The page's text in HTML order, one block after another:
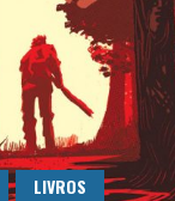
LIVROS